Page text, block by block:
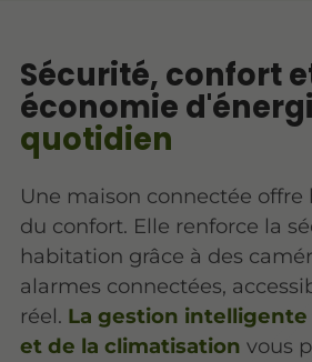
Sécurité, confort
économie
quotidien
Une maison connectée offre
du confort. Elle renforce la
habitation grâce à des
alarmes connectées,
réel. La gestion
et de la climatisation vous